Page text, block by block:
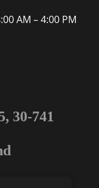
AM – 4:00 PM
30-741